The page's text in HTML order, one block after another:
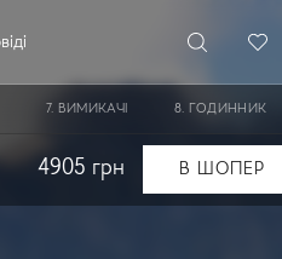
4905 грн В ШОПЕР
ВИМИКАЧІ ГОДИННИК